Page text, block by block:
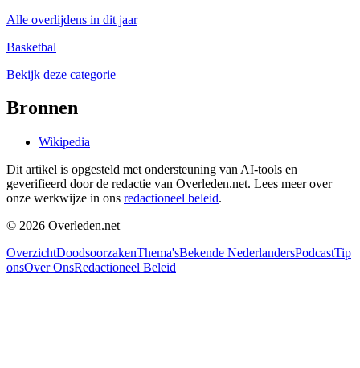
Alle overlijdens in dit jaar
Basketbal
Bekijk deze categorie
Bronnen
Wikipedia
Dit artikel is opgesteld met ondersteuning van AI-tools en
geverifieerd door de redactie van Overleden.net. Lees meer over
onze werkwijze in ons redactioneel beleid.
© 2026 Overleden.net
OverzichtDoodsoorzakenThema'sBekende NederlandersPodcastTip
onsOver OnsRedactioneel Beleid